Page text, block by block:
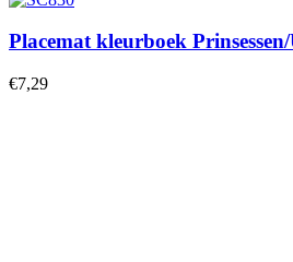
Placemat kleurboek
€7,29